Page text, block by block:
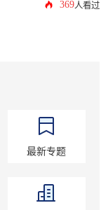
369人看过
最新专题